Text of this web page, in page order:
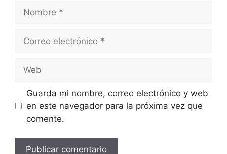
electrónico
Guarda mi nombre, correo electrónico y web
en este navegador para la próxima vez que
comente.